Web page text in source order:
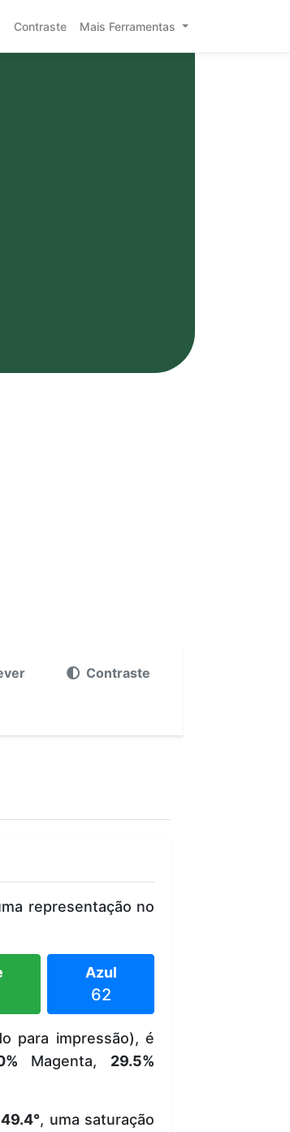
Contraste Mais Ferramentas
Contraste
representação no
Azul
62
para impressão), é
Magenta, 29.5%
, uma saturação